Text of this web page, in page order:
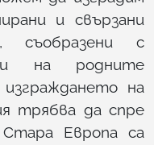
и свързани
съобразени с
на родните
на
трябва да спре
Европа са